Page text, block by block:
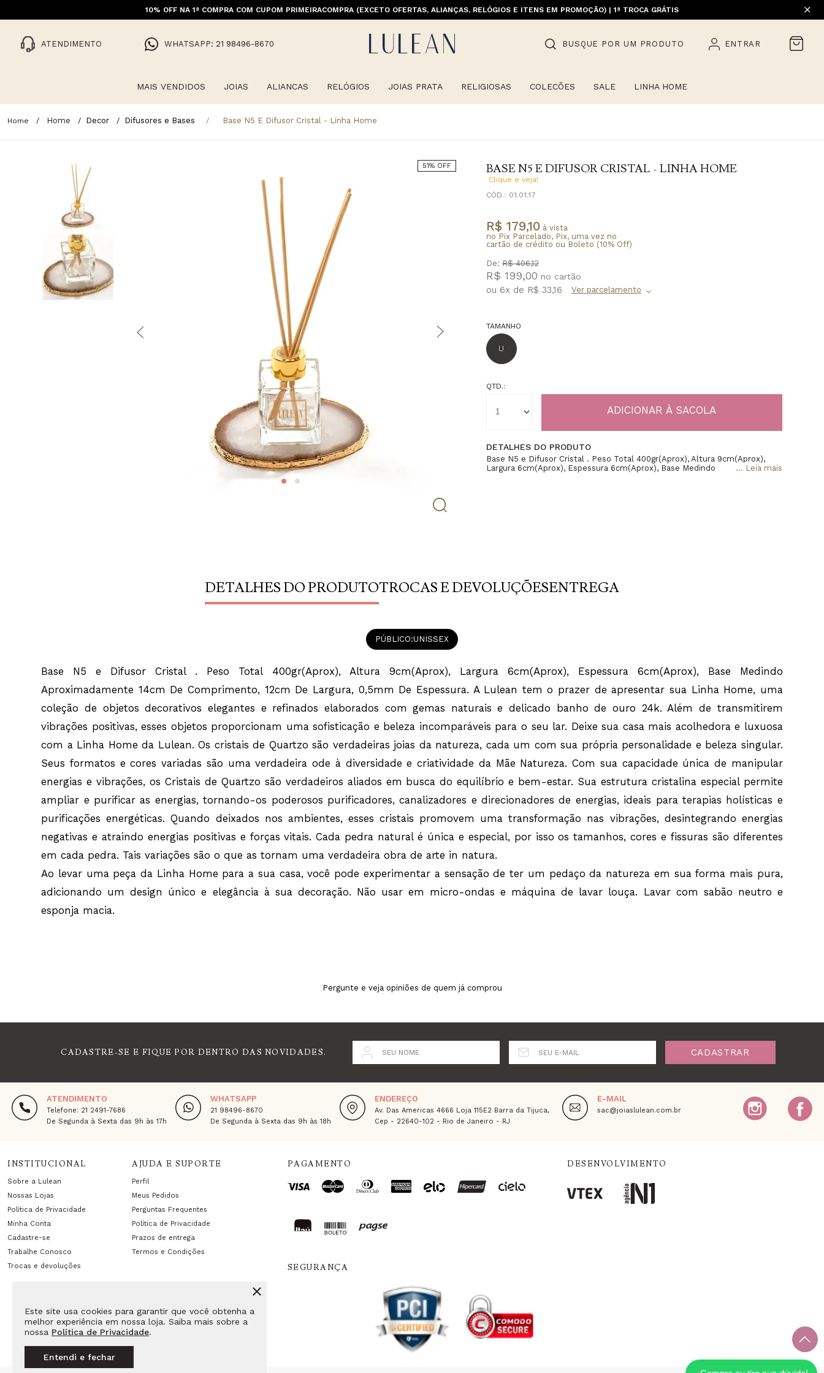
10% OFF NA 1ª COMPRA COM CUPOM PRIMEIRACOMPRA (EXCETO OFERTAS, ALIANÇAS, RELÓGIOS E ITENS EM PROMOÇÃO) | 1ª TROCA GRÁTIS
ATENDIMENTO WHATSAPP: 21 98496-8670 BUSQUE POR UM PRODUTO ENTRAR
MAIS VENDIDOS JOIAS ALIANCAS RELÓGIOS JOIAS PRATA RELIGIOSAS COLECÕES SALE LINHA HOME
Este site usa cookies para garantir que você obtenha a
melhor experiência em nossa loja. Saiba mais sobre a
nossa Política de Privacidade.
Entendi e fechar
Home Decor Difusores e Bases Base N5 E Difusor Cristal - Linha Home
51% OFF BASE N5 E DIFUSOR CRISTAL - LINHA HOME
Clique e veja!
CÓD.: 01.01.17
R$ 179,10à vista
no Pix Parcelado, Pix, uma vez no
cartão de crédito ou Boleto (10% Off)
De:R$ 406,12
R$ 199,00
ou 6x de R$ 33,16
TAMANHO
U
QTD.:
DETALHES DO PRODUTO
Base N5 e Difusor Cristal . Peso Total 400gr(Aprox), Altura 9cm(Aprox),
Largura 6cm(Aprox), Espessura 6cm(Aprox), Base Medindo
busca do equilíbrio e bem-estar. Sua estrutura cristalina especial permite
ampliar e purificar as energias, tornando-os poderosos purificadores,
canalizadores e direcionadores de energias, ideais para terapias holísticas e
a sensação de ter um pedaço da natureza em sua forma mais pura,
adicionando um design único e elegância à sua decoração. Não usar em
micro-ondas e máquina de lavar louça. Lavar com sabão neutro e esponja
... Leia mais
DETALHES DO PRODUTOTROCAS E DEVOLUÇÕESENTREGA
Base N5 e Difusor Cristal . Peso Total 400gr(Aprox), Altura 9cm(Aprox), Largura 6cm(Aprox), Espessura 6cm(Aprox), Base Medindo
Aproximadamente 14cm De Comprimento, 12cm De Largura, 0,5mm De Espessura. A Lulean tem o prazer de apresentar sua Linha Home, uma
coleção de objetos decorativos elegantes e refinados elaborados com gemas naturais e delicado banho de ouro 24k. Além de transmitirem
vibrações positivas, esses objetos proporcionam uma sofisticação e beleza incomparáveis para o seu lar. Deixe sua casa mais acolhedora e luxuosa
com a Linha Home da Lulean. Os cristais de Quartzo são verdadeiras joias da natureza, cada um com sua própria personalidade e beleza singular.
Seus formatos e cores variadas são uma verdadeira ode à diversidade e criatividade da Mãe Natureza. Com sua capacidade única de manipular
energias e vibrações, os Cristais de Quartzo são verdadeiros aliados em busca do equilíbrio e bem-estar. Sua estrutura cristalina especial permite
ampliar e purificar as energias, tornando-os poderosos purificadores, canalizadores e direcionadores de energias, ideais para terapias holísticas e
purificações energéticas. Quando deixados nos ambientes, esses cristais promovem uma transformação nas vibrações, desintegrando energias
negativas e atraindo energias positivas e forças vitais. Cada pedra natural é única e especial, por isso os tamanhos, cores e fissuras são diferentes
em cada pedra. Tais variações são o que as tornam uma verdadeira obra de arte in natura.
Ao levar uma peça da Linha Home para a sua casa, você pode experimentar a sensação de ter um pedaço da natureza em sua forma mais pura,
adicionando um design único e elegância à sua decoração. Não usar em micro-ondas e máquina de lavar louça. Lavar com sabão neutro e
esponja macia.
PÚBLICO UNISSEX
Pergunte e veja opiniões de quem já comprou
CADASTRE-SE E FIQUE POR DENTRO DAS NOVIDADES. SEU NOME SEU E-MAIL CADASTRAR
ATENDIMENTO
Telefone: 21 2491-7686
De Segunda à Sexta das 9h às 17h
WHATSAPP
21 98496-8670
De Segunda à Sexta das 9h às 18h
ENDEREÇO
Av. Das Americas 4666 Loja 115E2 Barra da Tijuca,
Cep - 22640-102 - Rio de Janeiro - RJ
E-MAIL
sac@joiaslulean.com.br
INSTITUCIONAL
Sobre a Lulean
Nossas Lojas
Política de Privacidade
Minha Conta
Cadastre-se
Trabalhe Conosco
Trocas e devoluções
AJUDA E SUPORTE
Perfil
Meus Pedidos
Perguntas Frequentes
Política de Privacidade
Prazos de entrega
Termos e Condições
PAGAMENTO
SEGURANÇA
DESENVOLVIMENTO